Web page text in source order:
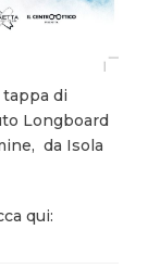
di
Longboard
da Isola
qui: